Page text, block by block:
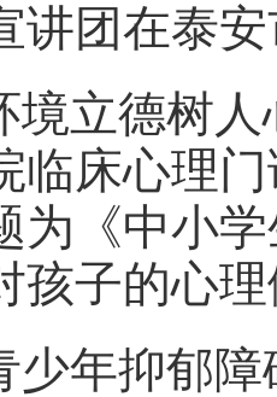
讲团在泰
境立德树
临床心理
为《中小
孩子的心
少年抑郁